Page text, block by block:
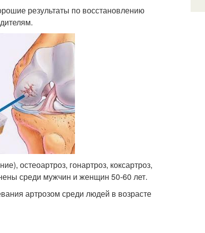
результаты по восстановлению
остеоартроз, гонартроз, коксартроз,
среди мужчин и женщин 50-60 лет.
артрозом среди людей в возрасте